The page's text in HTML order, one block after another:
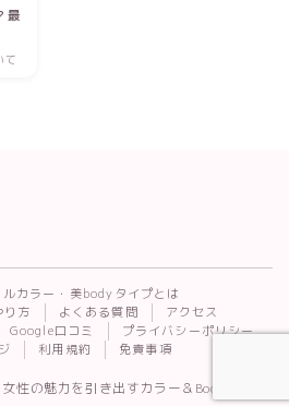
最
て
ルカラー・美bodyタイプとは
り方
よくある質問
アクセス
Google口コミ
プライバシーポリシー
利用規約 免責事項
の魅力を引き出すカラー＆Body診断